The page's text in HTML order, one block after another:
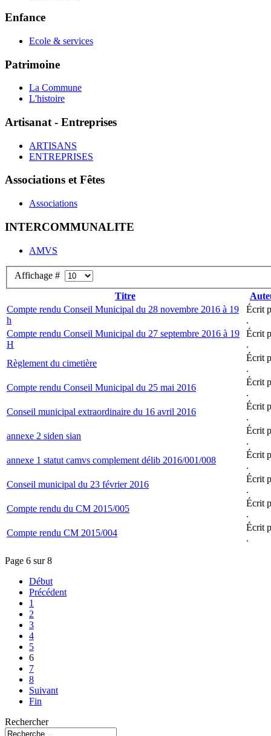
Enfance
Ecole & services
Patrimoine
La Commune
L'histoire
Artisanat - Entreprises
ARTISANS
ENTREPRISES
Associations et Fêtes
Associations
INTERCOMMUNALITE
AMVS
Affichage #
Titre
Compte rendu Conseil Municipal du 28 novembre 2016 à 19
h
Écrit
.
Compte rendu Conseil Municipal du 27 septembre 2016 à 19
H
Écrit
.
Règlement du cimetière
Écrit
.
Compte rendu Conseil Municipal du 25 mai 2016
Écrit
.
Conseil municipal extraordinaire du 16 avril 2016
Écrit
.
annexe 2 siden sian
Écrit
.
annexe 1 statut camvs complement délib 2016/001/008
Écrit
.
Conseil municipal du 23 février 2016
Écrit
.
Compte rendu du CM 2015/005
Écrit
.
Compte rendu CM 2015/004
Écrit
.
Page 6 sur 8
Début
Précédent
1
2
3
4
5
6
7
8
Suivant
Fin
Rechercher